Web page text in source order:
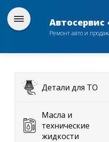
Автосервис
Ремонт авто и
Детали для ТО
Масла и
технические
жидкости